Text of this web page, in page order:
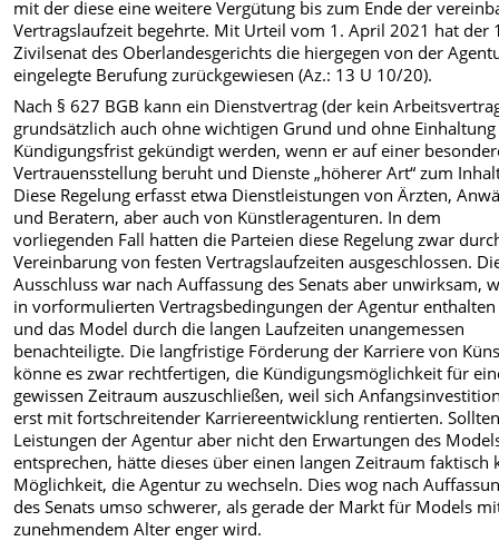
mit der diese eine weitere Vergütung bis zum Ende der
Vertragslaufzeit begehrte. Mit Urteil vom 1. April 2021 hat der
Zivilsenat des Oberlandesgerichts die hiergegen von der
eingelegte Berufung zurückgewiesen (Az.: 13 U 10/20).
Nach § 627 BGB kann ein Dienstvertrag (der kein
grundsätzlich auch ohne wichtigen Grund und ohne
Kündigungsfrist gekündigt werden, wenn er auf einer
Vertrauensstellung beruht und Dienste „höherer Art“ zum
Diese Regelung erfasst etwa Dienstleistungen von Ärzten,
und Beratern, aber auch von Künstleragenturen. In dem
vorliegenden Fall hatten die Parteien diese Regelung zwar
Vereinbarung von festen Vertragslaufzeiten ausgeschlossen.
Ausschluss war nach Auffassung des Senats aber unwirksam,
in vorformulierten Vertragsbedingungen der Agentur
und das Model durch die langen Laufzeiten unangemessen
benachteiligte. Die langfristige Förderung der Karriere von
könne es zwar rechtfertigen, die Kündigungsmöglichkeit für
gewissen Zeitraum auszuschließen, weil sich
erst mit fortschreitender Karriereentwicklung rentierten.
Leistungen der Agentur aber nicht den Erwartungen des
entsprechen, hätte dieses über einen langen Zeitraum faktisch
Möglichkeit, die Agentur zu wechseln. Dies wog nach
des Senats umso schwerer, als gerade der Markt für Models
zunehmendem Alter enger wird.